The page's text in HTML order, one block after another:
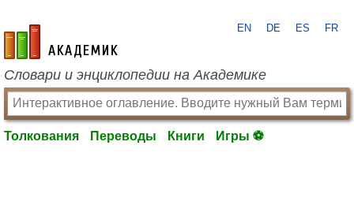
academic.ru
EN DE ES FR
Словари и энциклопедии на Академике
Толкования Переводы Книги Игры ⚽